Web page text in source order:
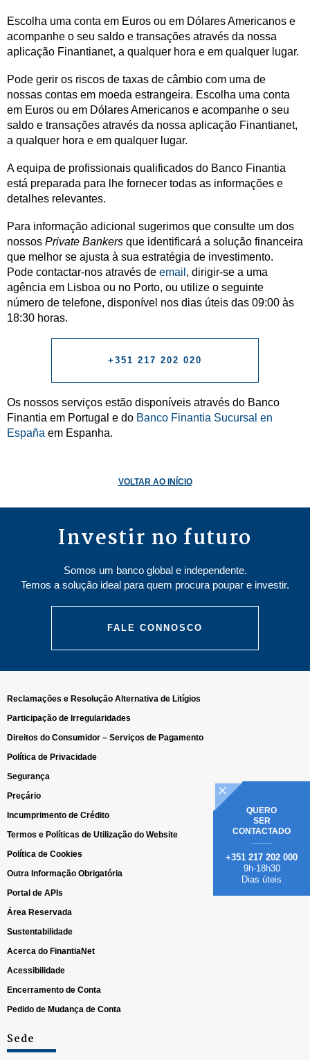
Escolha uma conta em Euros ou em Dólares Americanos e
acompanhe o seu saldo e transações através da nossa
aplicação Finantianet, a qualquer hora e em qualquer lugar.
Pode gerir os riscos de taxas de câmbio com uma de
nossas contas em moeda estrangeira. Escolha uma conta
em Euros ou em Dólares Americanos e acompanhe o seu
saldo e transações através da nossa aplicação Finantianet,
a qualquer hora e em qualquer lugar.
A equipa de profissionais qualificados do Banco Finantia
está preparada para lhe fornecer todas as informações e
detalhes relevantes.
Para informação adicional sugerimos que consulte um dos
nossos Private Bankers que identificará a solução financeira
que melhor se ajusta à sua estratégia de investimento.
Pode contactar-nos através de email , dirigir-se a uma
agência em Lisboa ou no Porto, ou utilize o seguinte
número de telefone, disponível nos dias úteis das 09:00 às
18:30 horas.
+351 217 202 020
Os nossos serviços estão disponíveis através do Banco
Finantia em Portugal e do Banco Finantia Sucursal en
España em Espanha.
VOLTAR AO INÍCIO
Investir no futuro
Somos um banco global e independente.
Temos a solução ideal para quem procura poupar e investir.
FALE CONNOSCO
QUERO
SER
CONTACTADO
+351 217 202 000
9h-18h30
Dias úteis
Reclamações e Resolução Alternativa de Litígios
Participação de Irregularidades
Direitos do Consumidor – Serviços de Pagamento
Política de Privacidade
Segurança
Preçário
Incumprimento de Crédito
Termos e Políticas de Utilização do Website
Política de Cookies
Outra Informação Obrigatória
Portal de APIs
Área Reservada
Sustentabilidade
Acerca do FinantiaNet
Acessibilidade
Encerramento de Conta
Pedido de Mudança de Conta
Sede